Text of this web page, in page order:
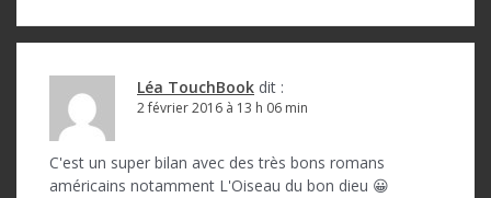
Léa TouchBook dit :
2 février 2016 à 13 h 06 min
C'est un super bilan avec des très bons romans
américains notamment L'Oiseau du bon dieu 😀